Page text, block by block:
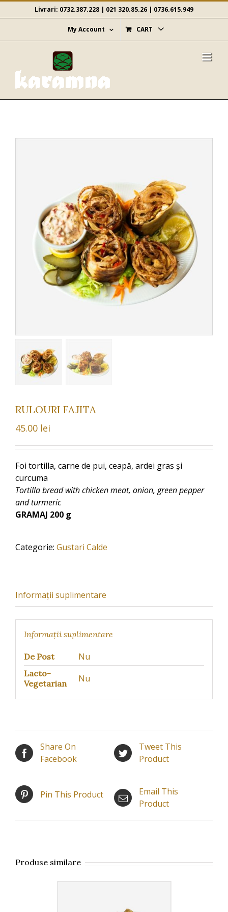
to
Livrari: 0732.387.228 | 021 320.85.26 | 0736.615.949
My Account CART
RULOURI FAJITA
45.00 lei
Foi tortilla, carne de pui, ceapă, ardei gras și
curcuma
Tortilla bread with chicken meat, onion, green pepper
and turmeric
GRAMAJ 200 g
Categorie: Gustari Calde
Informații suplimentare
Informații suplimentare
De Post Nu
Lacto-
Vegetarian
Nu
Share On
Facebook
Tweet This
Product
Pin This Product
Email This
Product
Produse similare